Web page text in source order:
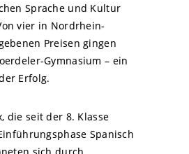
Sprache und Kultur
vier in Nordrhein-
Preisen gingen
Gymnasium – ein
Erfolg.
die seit der 8. Klasse
Spanisch
sich durch